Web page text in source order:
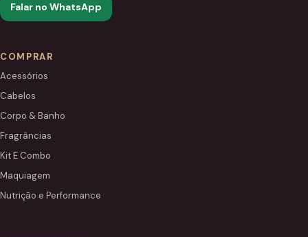
Falar no WhatsApp
COMPRAR
Acessórios
Cabelos
Corpo & Banho
Fragrâncias
Kit E Combo
Maquiagem
Nutrição e Performance